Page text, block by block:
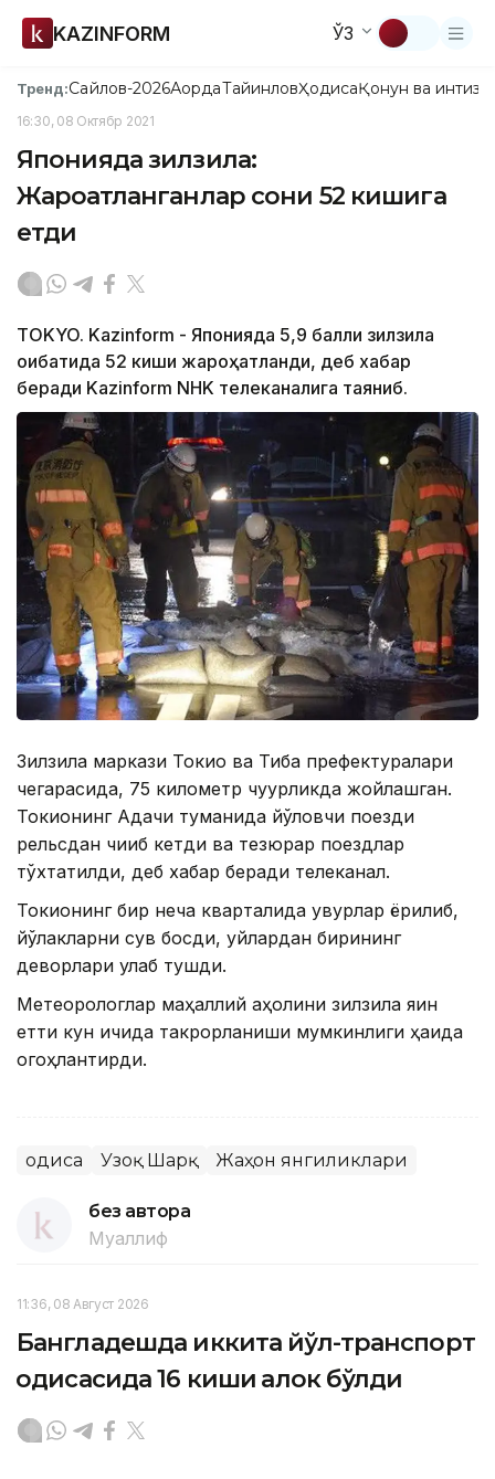
KAZINFORM ЎЗ
Тренд:Сайлов-2026АқордаТайинловҲодисаҚонун ва
16:30, 08 Октябр 2021
Японияда зилзила:
Жароҳатланганлар сони 52 кишига
етди
TOKYO. Kazinform - Японияда 5,9 балли зилзила
оқибатида 52 киши жароҳатланди, деб хабар
беради Kazinform NHK телеканалига таяниб.
Зилзила маркази Токио ва Тиба префектуралари
чегарасида, 75 километр чуқурликда жойлашган.
Токионинг Aдачи туманида йўловчи поезди
рельсдан чиқиб кетди ва тезюрар поездлар
тўхтатилди, деб хабар беради телеканал.
Токионинг бир неча кварталида қувурлар ёрилиб,
йўлакларни сув босди, уйлардан бирининг
деворлари қулаб тушди.
Метеорологлар маҳаллий аҳолини зилзила яқин
етти кун ичида такрорланиши мумкинлиги ҳақида
огоҳлантирди.
Ҳодиса Узоқ Шарқ Жаҳон янгиликлари
без автора
Муаллиф
11:36, 08 Август 2026
Бангладешда иккита йўл-транспорт
ҳодисасида 16 киши ҳалок бўлди